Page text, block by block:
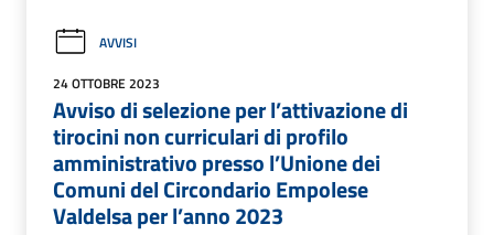
AVVISI
24 OTTOBRE 2023
Avviso di selezione per l’attivazione di
tirocini non curriculari di profilo
amministrativo presso l’Unione dei
Comuni del Circondario Empolese
Valdelsa per l’anno 2023